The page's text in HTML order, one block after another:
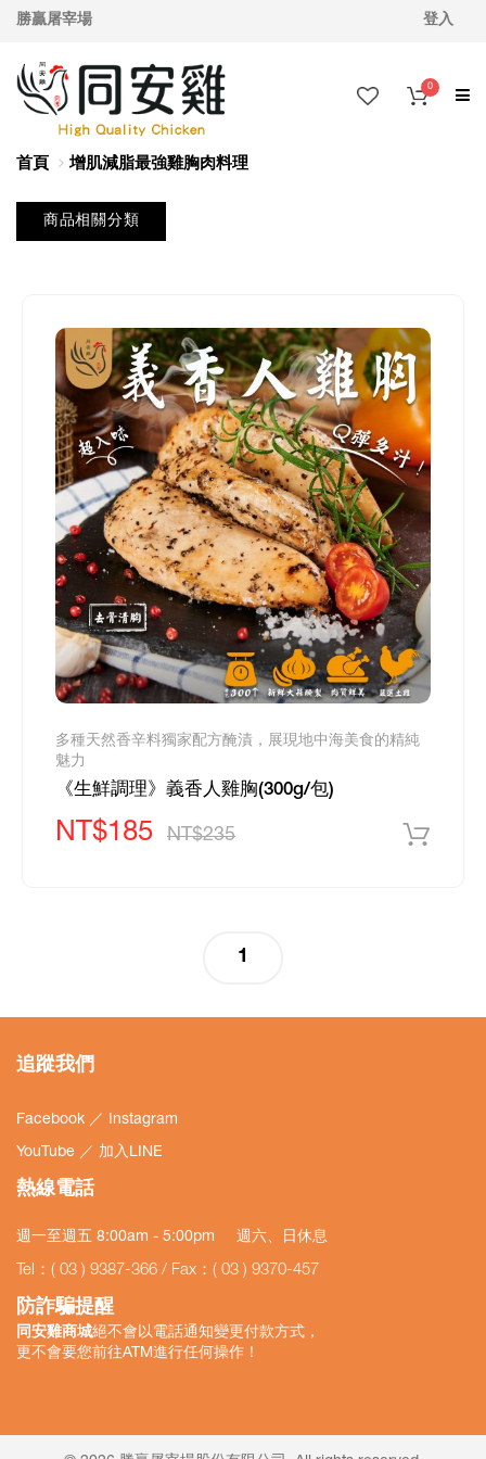
勝贏屠宰場 登入
0
首頁 增肌減脂最強雞胸肉料理
商品相關分類
多種天然香辛料獨家配方醃漬，展現地中海美食的精純
魅力
《生鮮調理》義香人雞胸(300g/包)
NT$185 NT$235
1
追蹤我們
Facebook ／ Instagram
YouTube ／ 加入LINE
熱線電話
週一至週五 8:00am - 5:00pm 週六、日休息
Tel：( 03 ) 9387-366 / Fax：( 03 ) 9370-457
防詐騙提醒
同安雞商城絕不會以電話通知變更付款方式，
更不會要您前往ATM進行任何操作！